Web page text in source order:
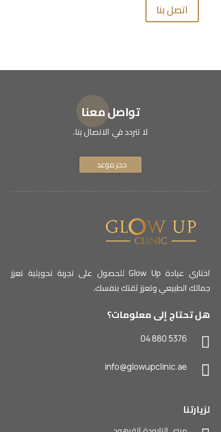
اتصل بنا
تواصل معنا
لا تتردد في الاتصال بنا.
حجز موعد
اختاري عيادة Glow Up للحصول على تجربة تحويلية تعزز
جمالك الطبيعي وتعزز ثقتك بنفسك.
هل تحتاج إلى معلومات؟

04 880 5376

info@glowupclinic.ae
لزيارتنا